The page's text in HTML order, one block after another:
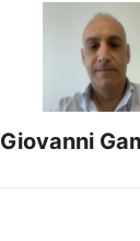
Giovanni